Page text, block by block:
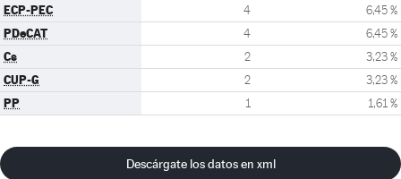
ECP-PEC 4 6,45 %
PDeCAT 4 6,45 %
Cs 2 3,23 %
CUP-G 2 3,23 %
PP 1 1,61 %
Descárgate los datos en xml